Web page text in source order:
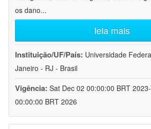
os dano...
leia mais
Instituição/UF/País: Universidade
Janeiro - RJ - Brasil
Vigência: Sat Dec 02 00:00:00 BRT
00:00:00 BRT 2026